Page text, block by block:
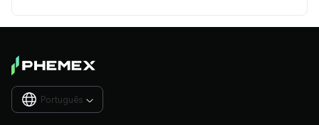
Português 